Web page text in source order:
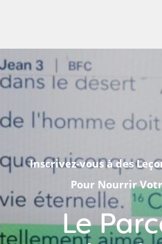
Inscrivez-vous à des
Pour Nourrir
Le